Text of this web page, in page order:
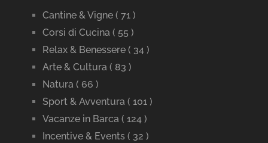
Cantine & Vigne ( 71 )
Corsi di Cucina ( 55 )
Relax & Benessere ( 34 )
Arte & Cultura ( 83 )
Natura ( 66 )
Sport & Avventura ( 101 )
Vacanze in Barca ( 124 )
Incentive & Events ( 32 )